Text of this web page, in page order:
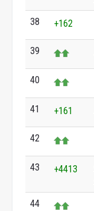
38 +162
39
40
41 +161
42
43 +4413
44